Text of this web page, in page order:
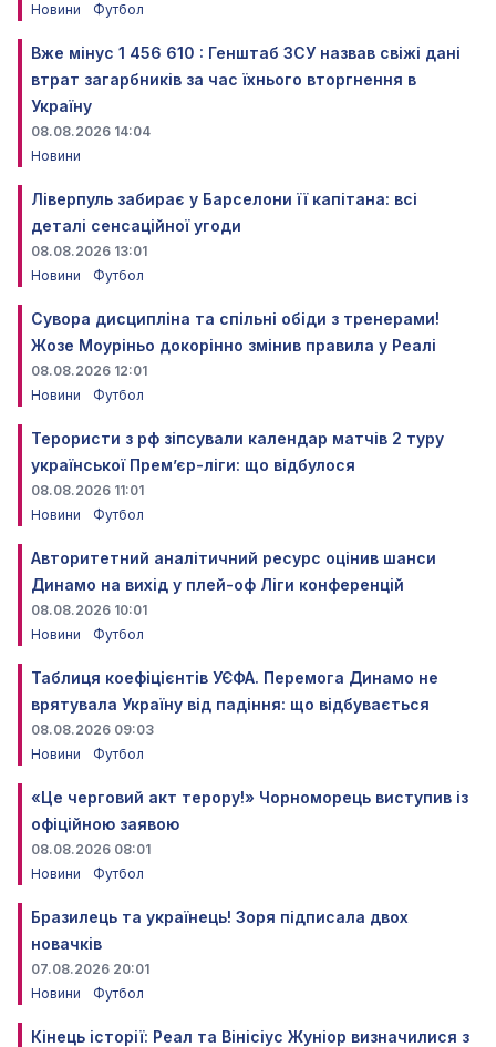
Новини
Футбол
Вже мінус 1 456 610 : Генштаб ЗСУ назвав свіжі дані
втрат загарбників за час їхнього вторгнення в
Україну
08.08.2026 14:04
Новини
Ліверпуль забирає у Барселони її капітана: всі
деталі сенсаційної угоди
08.08.2026 13:01
Новини
Футбол
Сувора дисципліна та спільні обіди з тренерами!
Жозе Моуріньо докорінно змінив правила у Реалі
08.08.2026 12:01
Новини
Футбол
Терористи з рф зіпсували календар матчів 2 туру
української Прем’єр-ліги: що відбулося
08.08.2026 11:01
Новини
Футбол
Авторитетний аналітичний ресурс оцінив шанси
Динамо на вихід у плей-оф Ліги конференцій
08.08.2026 10:01
Новини
Футбол
Таблиця коефіцієнтів УЄФА. Перемога Динамо не
врятувала Україну від падіння: що відбувається
08.08.2026 09:03
Новини
Футбол
«Це черговий акт терору!» Чорноморець виступив із
офіційною заявою
08.08.2026 08:01
Новини
Футбол
Бразилець та українець! Зоря підписала двох
новачків
07.08.2026 20:01
Новини
Футбол
Кінець історії: Реал та Вінісіус Жуніор визначилися з